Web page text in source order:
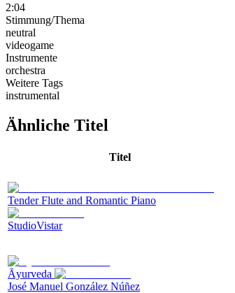
2:04
Stimmung/Thema
neutral
videogame
Instrumente
orchestra
Weitere Tags
instrumental
Ähnliche Titel
Titel
Tender Flute and Romantic Piano
StudioVistar
Āyurveda
José Manuel González Núñez